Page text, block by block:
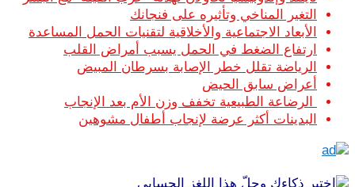
التغير المناخي وتأثيره على فنجانك
الأبعاد الاجتماعية والأخلاقية لتقنيات الحمل المساعدة
ارتفاع الضغط في الحمل يسبب أمراض القلب
الرياضة تقلل خطر الإصابة بسرطان المبيض
أعراض سابق الحيض
الرضاعة الطبيعية تخفف وزن الأم بعد الإنجاب
البدينات أكثر عرضة لإنجاب أطفال مشوهين